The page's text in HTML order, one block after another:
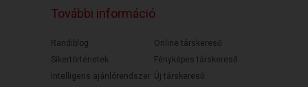
További információ
Randiblog
Sikertörténetek
Intelligens ajánlórendszer
Online társkereső
Fényképes társkereső
Új társkereső